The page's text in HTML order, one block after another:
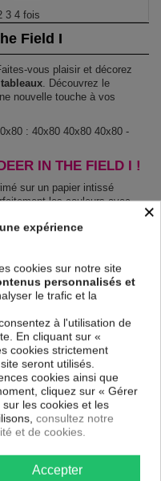
Field I
vous plaisir et décorez
tableaux. Découvrez le
nouvelle touche à vos
: 40x80 40x80 40x80 -
IN THE FIELD I !
sur un papier intissé
les couleurs avec
à une impression sur tous les
de matériaux respectueux
le tableau immédiatement
Iest résistant aux rayons UV,
chambre à coucher et la
et modernes constituent un
nouvelle touche à vos
×
expérience
cookies sur notre site
personnalisés et
le trafic et la
à l'utilisation de
En cliquant sur «
cookies strictement
seront utilisés.
cookies ainsi que
cliquez sur « Gérer
les cookies et les
consultez notre
et de cookies.
Accepter